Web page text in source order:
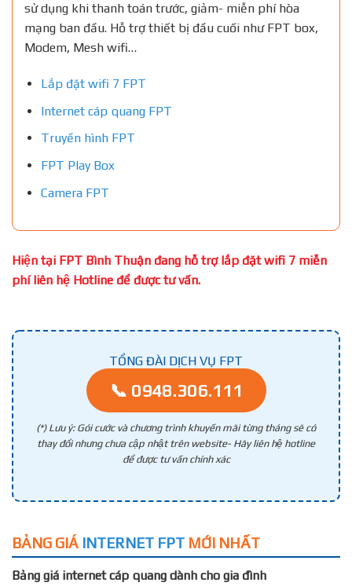
sử dụng khi thanh toán trước, giảm- miễn phí hòa
mạng ban đầu. Hỗ trợ thiết bị đầu cuối như FPT box,
Modem, Mesh wifi…
Lắp đặt wifi 7 FPT
Internet cáp quang FPT
Truyền hình FPT
FPT Play Box
Camera FPT
Hiện tại FPT Bình Thuận đang hỗ trợ lắp đặt wifi 7 miễn
phí liên hệ Hotline để được tư vấn.
TỔNG ĐÀI DỊCH VỤ FPT
📞 0948.306.111
(*) Lưu ý: Gói cước và chương trình khuyến mãi từng tháng sẽ có
thay đổi nhưng chưa cập nhật trên website- Hãy liên hệ hotline
để được tư vấn chính xác
BẢNG GIÁ INTERNET FPT MỚI NHẤT
Bảng giá internet cáp quang dành cho gia đình